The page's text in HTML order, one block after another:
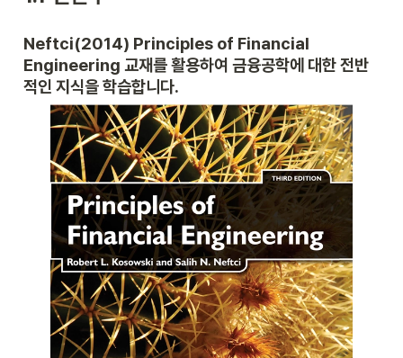
Neftci(2014) Principles of Financial
Engineering 교재를 활용하여 금융공학에 대한 전반
적인 지식을 학습합니다.